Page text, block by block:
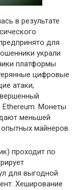
в результате
для
украли
платформы
цифровые
атаки,
Ethereum. Монеты
меньшей
майнеров.
проходит по
для выгодной
Хеширование